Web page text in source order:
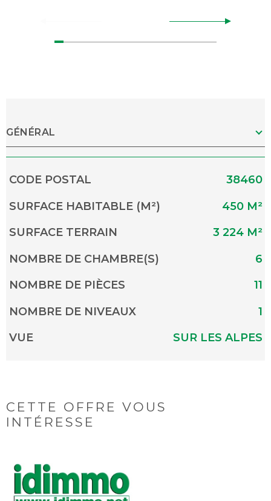
GÉNÉRAL
Caractérisque Valeurs
CODE POSTAL
38460
SURFACE HABITABLE (M²)
450 M²
SURFACE TERRAIN
3 224 M²
NOMBRE DE CHAMBRE(S)
6
NOMBRE DE PIÈCES
11
NOMBRE DE NIVEAUX
1
VUE
SUR LES ALPES
CETTE OFFRE VOUS
INTÉRESSE